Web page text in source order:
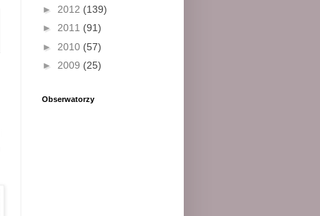
► 2012 (139)
► 2011 (91)
► 2010 (57)
► 2009 (25)
Obserwatorzy